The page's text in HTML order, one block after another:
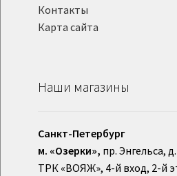
Контакты
Карта сайта
Наши магазины
Санкт-Петербург
м. «Озерки», пр. Энгельса,
ТРК «ВОЯЖ», 4-й вход, 2-й